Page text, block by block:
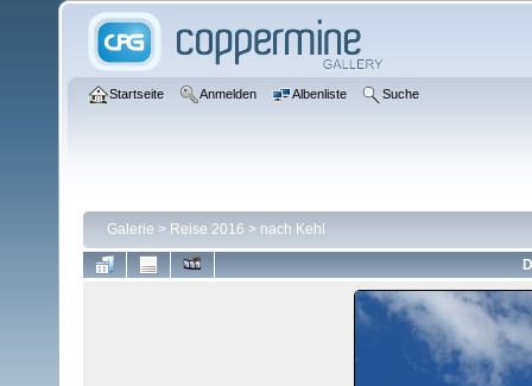
Startseite Anmelden Albenliste Suche
Galerie > Reise 2016 > nach Kehl